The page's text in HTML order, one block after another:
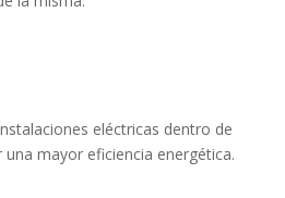
eléctricas dentro de
mayor eficiencia energética.